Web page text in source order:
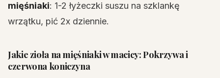
mięśniaki: 1-2 łyżeczki suszu na szklankę
wrzątku, pić 2x dziennie.
Jakie zioła na mięśniaki w macicy: Pokrzywa i
czerwona koniczyna